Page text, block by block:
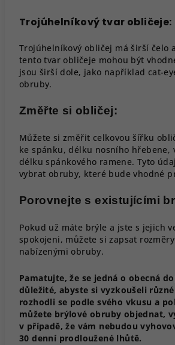
Trojúhelníkový tvar obličeje:
Trojúhelníkový obličej má širší čelo
tento tvar obličeje mohou být
jsou širší dole, jako například cat-
obruby.
Změřte si obličej:
Můžete si změřit celkovou šířku
ke spánku, délku nosního hřebene,
délku spánkového ramene. Tyto
vybrat obruby, které bude vhodné
Porovnejte s existujícími
Pokud už máte brýle a jste s jejich
spokojeni, můžete si zapsat
nabízenými obruby.
Pamatujte, že se jedná o obecná
důležité, abyste si vyzkoušeli
rozhodli se podle svého vkusu a
můžete brýlové obruby objednat,
v případě, že vám nebudou
30 denní prodloužené lhůtě.